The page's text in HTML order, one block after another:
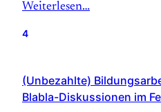
Weiterlesen…
4
(Unbezahlte)
Blabla-Diskussionen im